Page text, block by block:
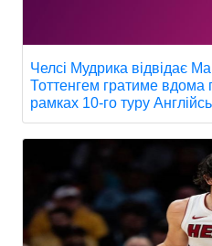
Челсі Мудрика відвідає
Тоттенгем гратиме вдома
рамках 10-го туру